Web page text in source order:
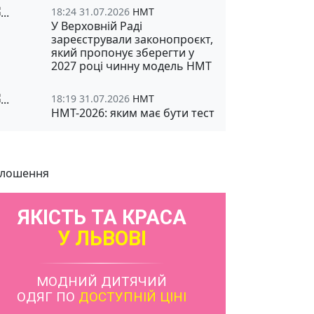
18:24 31.07.2026 НМТ
У Верховній Раді
зареєстрували законопроєкт,
який пропонує зберегти у
2027 році чинну модель НМТ
18:19 31.07.2026 НМТ
НМТ-2026: яким має бути тест